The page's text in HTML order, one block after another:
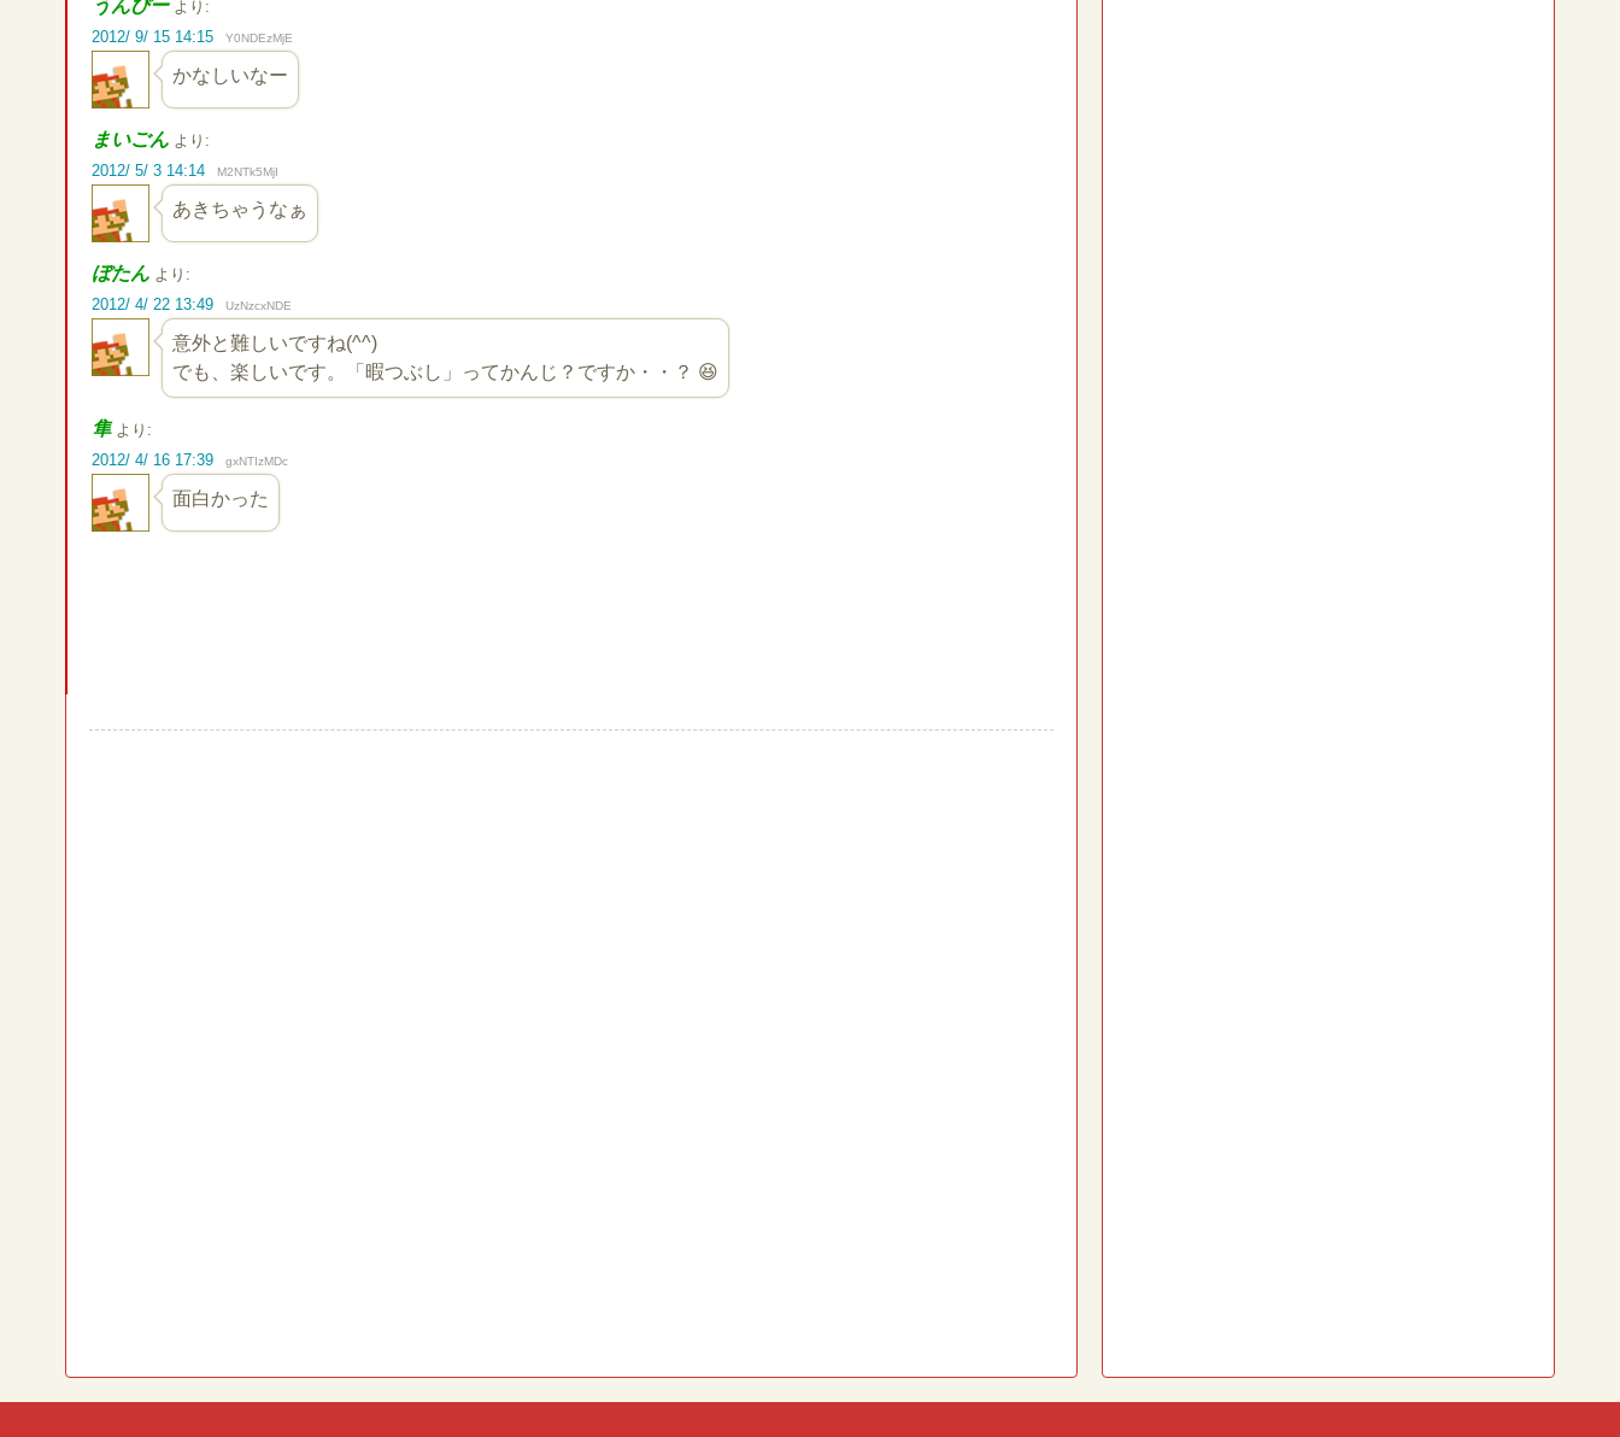
うんぴー より:
2012/ 9/ 15 14:15
Y0NDEzMjE
かなしいなー
まいごん より:
2012/ 5/ 3 14:14
M2NTk5MjI
あきちゃうなぁ
ぼたん より:
2012/ 4/ 22 13:49
UzNzcxNDE
意外と難しいですね(^^)
でも、楽しいです。「暇つぶし」ってかんじ？ですか・・？ 😆
隼 より:
2012/ 4/ 16 17:39
gxNTIzMDc
面白かった